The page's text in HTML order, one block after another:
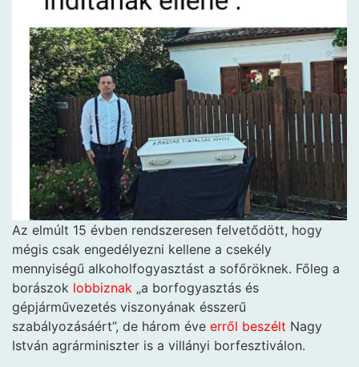
Az elmúlt 15 évben rendszeresen felvetődött, hogy
mégis csak engedélyezni kellene a csekély
mennyiségű alkoholfogyasztást a sofőröknek. Főleg a
borászok lobbiznak „a borfogyasztás és
gépjárművezetés viszonyának ésszerű
szabályozásáért”, de három éve erről beszélt Nagy
István agrárminiszter is a villányi borfesztiválon.